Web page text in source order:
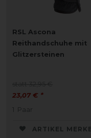
RSL Ascona
Reithandschuhe mit
Glitzersteinen
23,07 € *
1 Paar
ARTIKEL